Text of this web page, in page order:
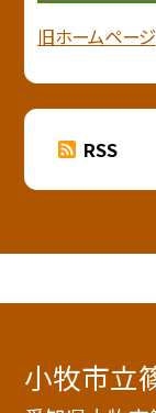
旧ホームページ
RSS
小牧市立